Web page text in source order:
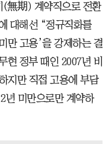
(無期) 계약직으로 전환
대해선 “정규직화를
만 고용’을 강제하는 결
현 정부 때인 2007년 비
지만 직접 고용에 부담
년 미만으로만 계약하